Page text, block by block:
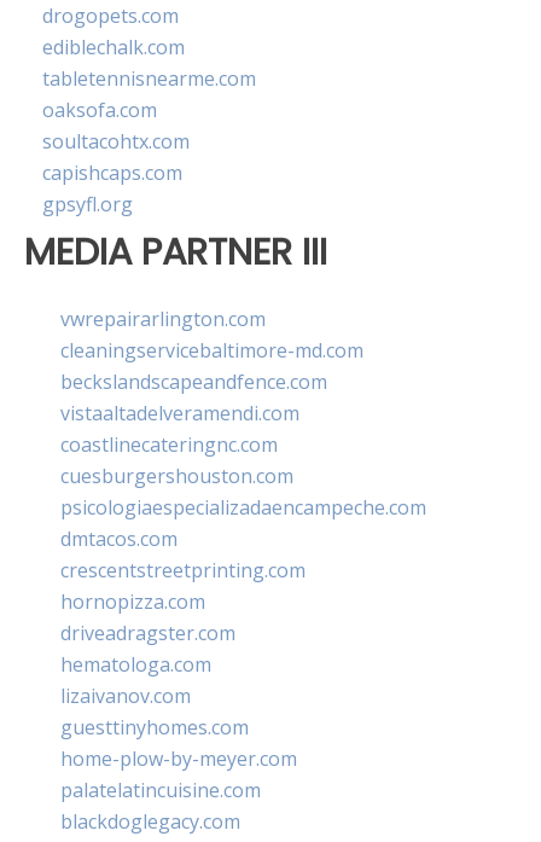
drogopets.com
ediblechalk.com
tabletennisnearme.com
oaksofa.com
soultacohtx.com
capishcaps.com
gpsyfl.org
MEDIA PARTNER III
vwrepairarlington.com
cleaningservicebaltimore-md.com
beckslandscapeandfence.com
vistaaltadelveramendi.com
coastlinecateringnc.com
cuesburgershouston.com
psicologiaespecializadaencampeche.com
dmtacos.com
crescentstreetprinting.com
hornopizza.com
driveadragster.com
hematologa.com
lizaivanov.com
guesttinyhomes.com
home-plow-by-meyer.com
palatelatincuisine.com
blackdoglegacy.com